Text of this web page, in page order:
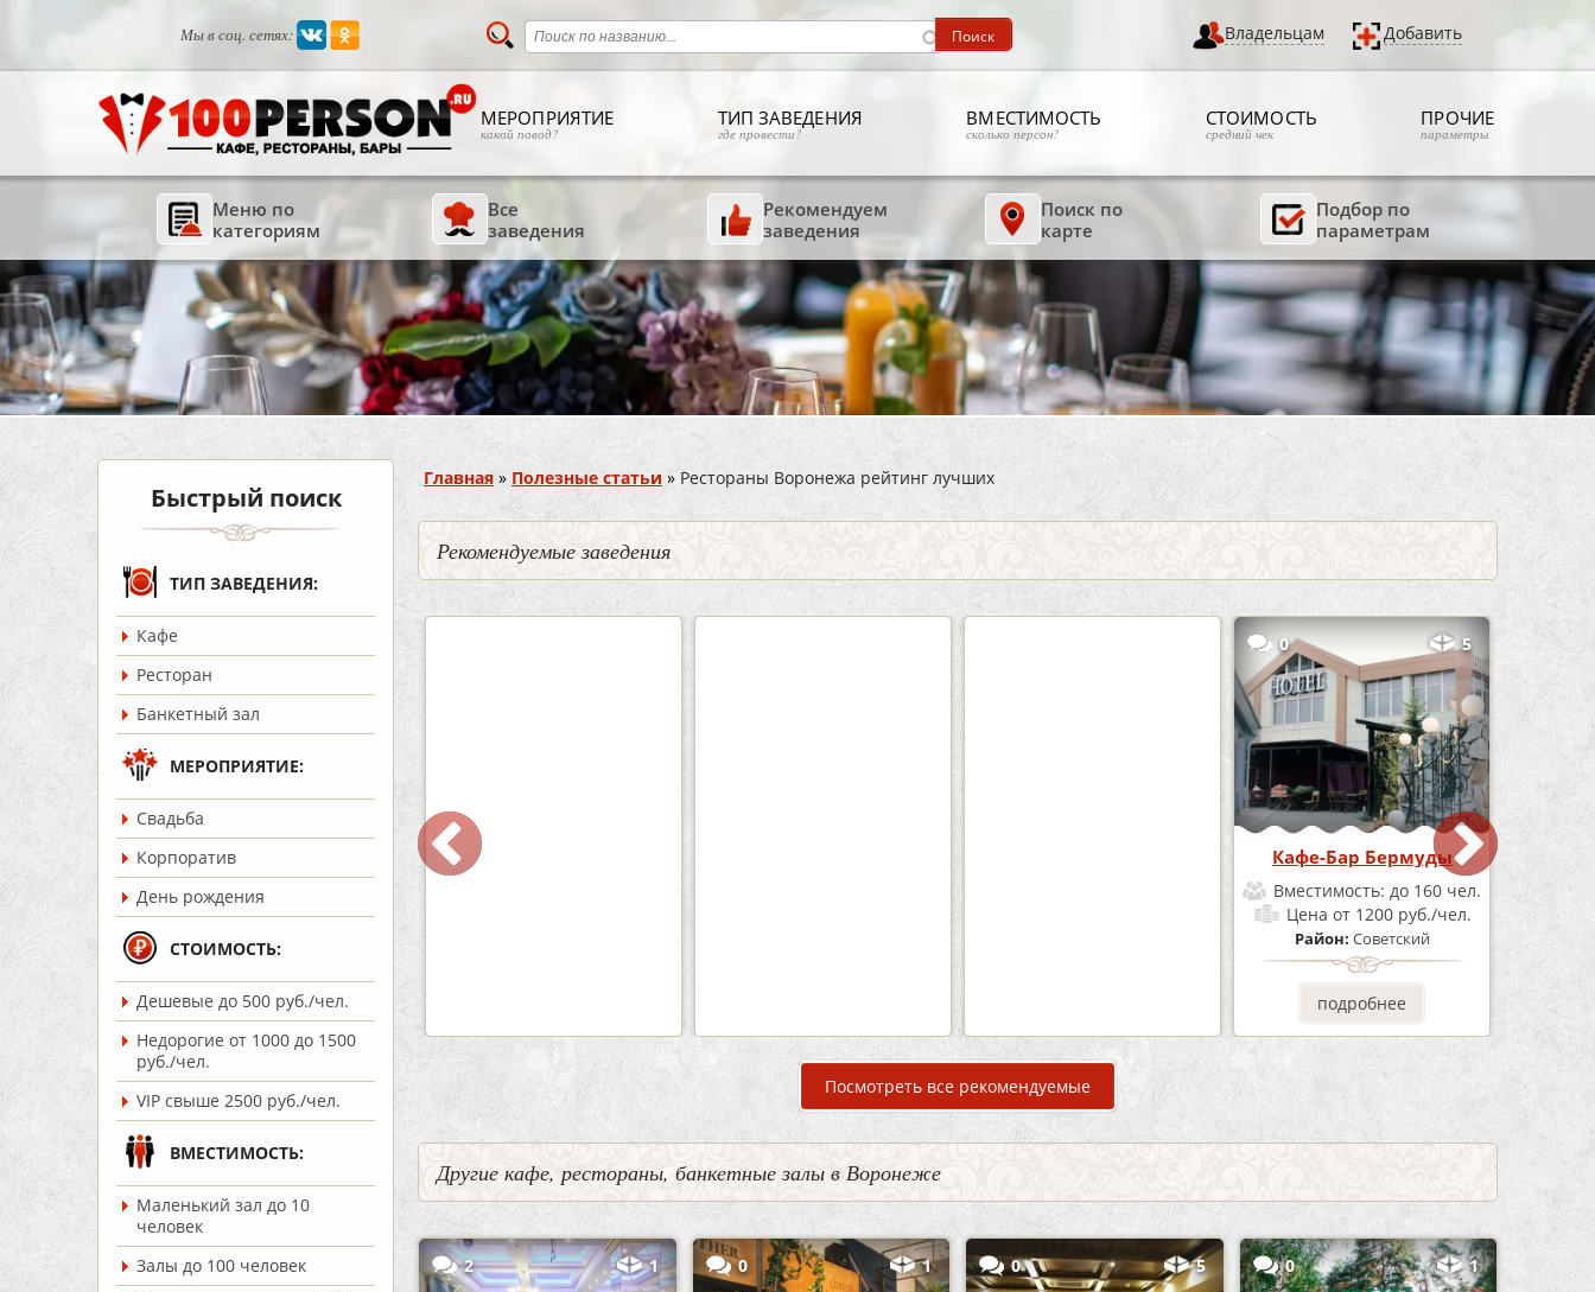
Мы в соц. сетях: Владельцам Добавить
МЕРОПРИЯТИЕ
какой повод?
ТИП ЗАВЕДЕНИЯ
где провести?
ВМЕСТИМОСТЬ
сколько персон?
СТОИМОСТЬ
средний чек
ПРОЧИЕ
параметры
Меню по
категориям
Все
заведения
Рекомендуем
заведения
Поиск по
карте
Подбор по
параметрам
Быстрый поиск
ТИП ЗАВЕДЕНИЯ:
Кафе
Ресторан
Банкетный зал
МЕРОПРИЯТИЕ:
Cвадьба
Корпоратив
День рождения
СТОИМОСТЬ:
Дешевые до 500 руб./чел.
Недорогие от 1000 до 1500
руб./чел.
VIP свыше 2500 руб./чел.
ВМЕСТИМОСТЬ:
Маленький зал до 10
человек
Залы до 100 человек
Вы здесь
Главная » Полезные статьи » Рестораны Воронежа рейтинг лучших
Рекомендуемые заведения
3
до 100 чел.
1700 руб./чел.
Кафе-Бар Бермуды
Вместимость:
Ценаот 1200 руб./чел.
Район:
подробнее
0 5
Кафе-Бар Бермуды
Вместимость: до 160 чел.
Цена от 1200 руб./чел.
Район: Советский
подробнее
Посмотреть все рекомендуемые
Другие кафе, рестораны, банкетные залы в Воронеже
2 1 0 1 0 5 0 1